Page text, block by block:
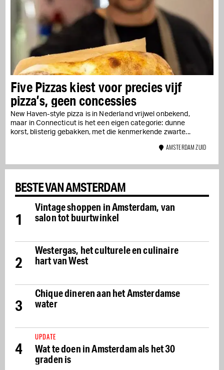
Five Pizzas kiest voor precies vijf
pizza’s, geen concessies
New Haven-style pizza is in Nederland vrijwel onbekend,
maar in Connecticut is het een eigen categorie: dunne
korst, blisterig gebakken, met die kenmerkende zwarte...
AMSTERDAM ZUID
BESTE VAN AMSTERDAM
1
Vintage shoppen in Amsterdam, van
salon tot buurtwinkel
2
Westergas, het culturele en culinaire
hart van West
3
Chique dineren aan het Amsterdamse
water
4
UPDATE
Wat te doen in Amsterdam als het 30
graden is